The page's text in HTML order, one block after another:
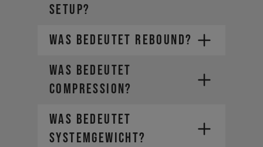
SETUP?
WAS BEDEUTET REBOUND?
WAS BEDEUTET
COMPRESSION?
WAS BEDEUTET
SYSTEMGEWICHT?